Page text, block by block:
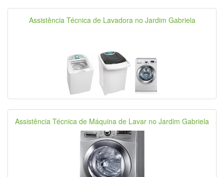
Assistência Técnica de Lavadora no Jardim Gabriela
Assistência Técnica de Máquina de Lavar no Jardim Gabriela